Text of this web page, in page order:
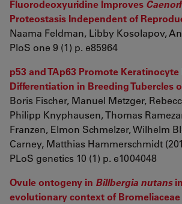
Fluorodeoxyuridine Improves
Proteostasis Independent of
Naama Feldman, Libby Kosolapov,
PloS one 9 (1) p. e85964
p53 and TAp63 Promote
Differentiation in Breeding Tubercles
Boris Fischer, Manuel Metzger,
Philipp Knyphausen, Thomas
Franzen, Elmon Schmelzer, Wilhelm
Carney, Matthias Hammerschmidt
PLoS genetics 10 (1) p. e1004048
Ovule ontogeny in Billbergia nutans
evolutionary context of Bromeliaceae